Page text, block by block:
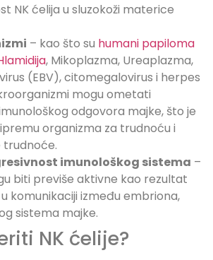
NK ćelija u sluzokoži materice
– kao što su humani papiloma
, Mikoplazma, Ureaplazma,
(EBV), citomegalovirus i herpes
mogu ometati
odgovora majke, što je
organizma za trudnoću i
imunološkog sistema –
biti previše aktivne kao rezultat
komunikaciji između embriona,
sistema majke.
NK ćelije?